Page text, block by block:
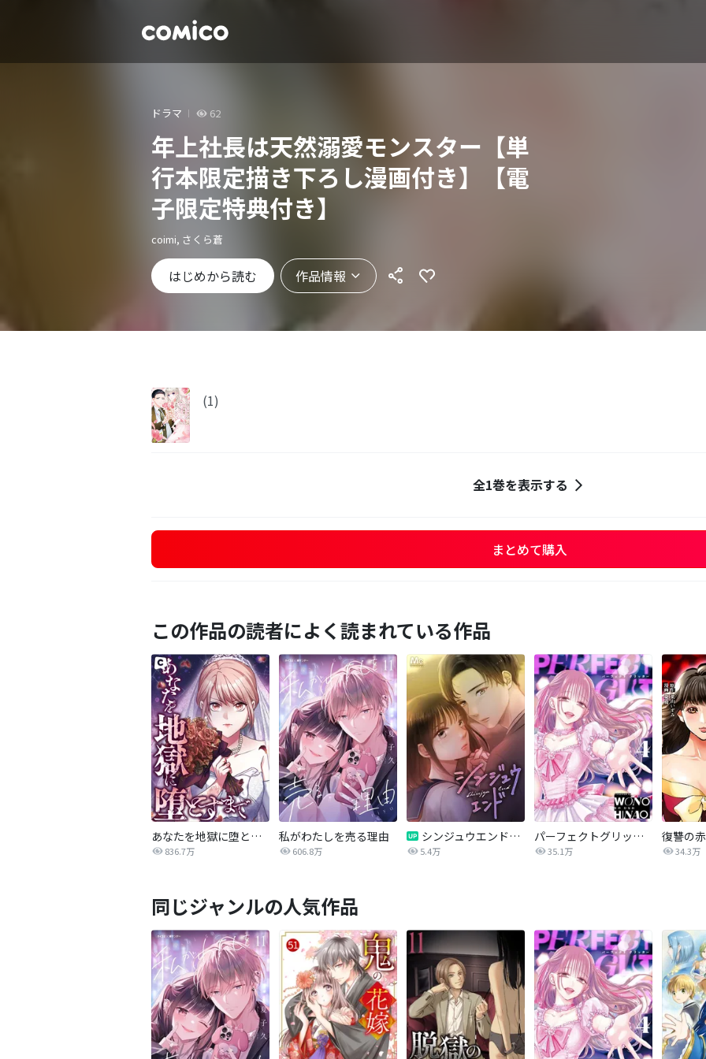
ドラマ 62
年上社長は天然溺愛モンスター【単
行本限定描き下ろし漫画付き】【電
子限定特典付き】
coimi, さくら蒼
はじめから読む 作品情報
(1)
全1巻を表示する
まとめて購入
この作品の読者によく読まれている作品
あなたを地獄に堕とすまで
836.7万
私がわたしを売る理由
606.8万
シンジュウエンド【タテヨミ】
5.4万
パーフェクトグリッター
35.1万 34.3万
同じジャンルの人気作品